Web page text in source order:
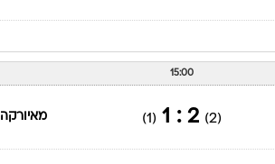
15:00
(2)
2 : 1
(1) מאיורקה